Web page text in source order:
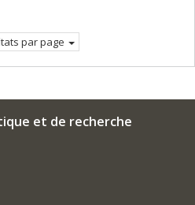
par page
et de recherche